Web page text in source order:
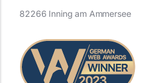
82266 Inning am Ammersee